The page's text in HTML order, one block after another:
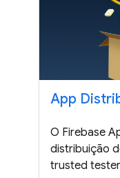
App
O Firebase
distribuição
trusted